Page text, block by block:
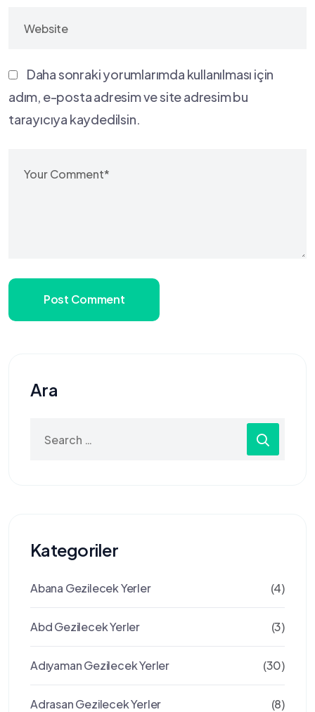
Daha sonraki yorumlarımda kullanılması için
adım, e-posta adresim ve site adresim bu
tarayıcıya kaydedilsin.
Post Comment
Ara
for:
Kategoriler
Abana Gezilecek Yerler (4)
Abd Gezilecek Yerler (3)
Adıyaman Gezilecek Yerler (30)
Adrasan Gezilecek Yerler (8)